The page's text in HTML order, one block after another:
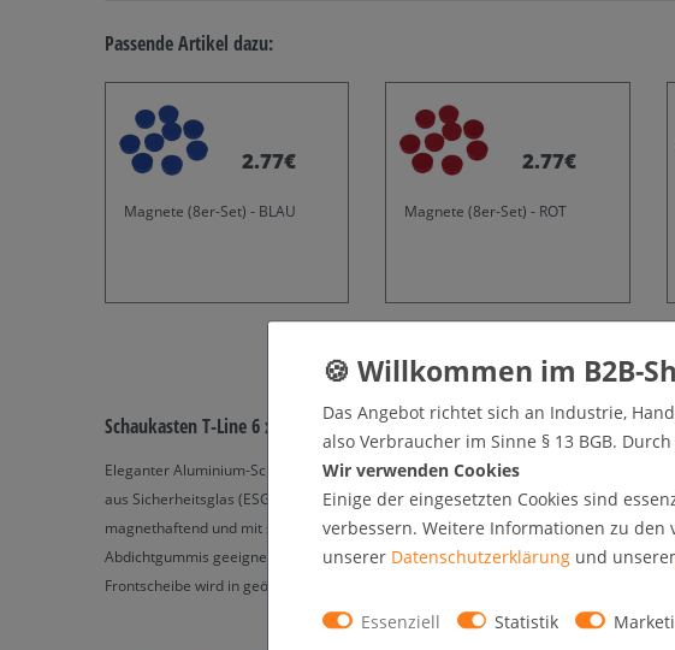
Passende Artikel dazu:
2.77€
Magnete (8er-Set) - BLAU
2.77€
Magnete (8er-Set) - ROT
Schaukasten T-Line 6 x DIN A4 anthrazit
Eleganter Aluminium-Schaukasten in anthrazitgrau RAL 7016 mit hochwertiger
aus Sicherheitsglas (ESG). Verschließbar, inkl. 2 Schlüssel. Rückwand aus speziell
magnethaftend und mit speziellen Markern beschreibbar. Für den Innen- und
Abdichtgummis geeignet. Keine scharfen Kanten und Ecken durch das innovative
Frontscheibe wird in geöffnetem Zustand durch Metallarretierung gehalten.
Das Angebot richtet sich an Industrie,
also Verbraucher im Sinne § 13 BGB.
Wir verwenden Cookies
Einige der eingesetzten Cookies sind
verbessern. Weitere Informationen zu den
unserer Daten­schutz­erklärung und
Essenziell Statistik